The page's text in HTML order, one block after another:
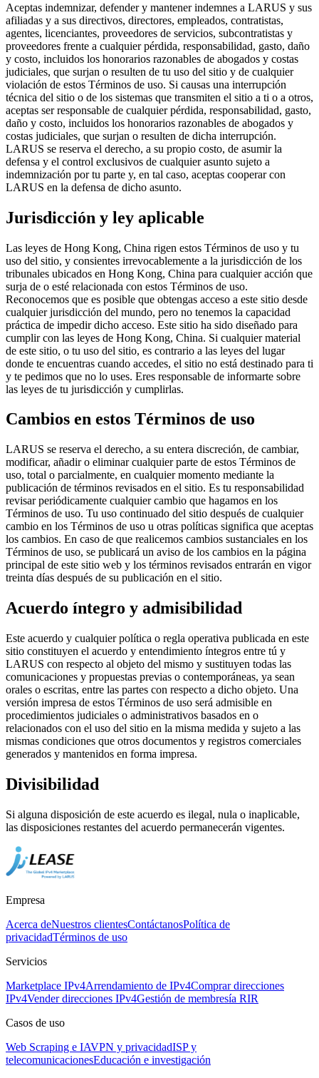
Aceptas indemnizar, defender y mantener indemnes a LARUS y sus
afiliadas y a sus directivos, directores, empleados, contratistas,
agentes, licenciantes, proveedores de servicios, subcontratistas y
proveedores frente a cualquier pérdida, responsabilidad, gasto, daño
y costo, incluidos los honorarios razonables de abogados y costas
judiciales, que surjan o resulten de tu uso del sitio y de cualquier
violación de estos Términos de uso. Si causas una interrupción
técnica del sitio o de los sistemas que transmiten el sitio a ti o a otros,
aceptas ser responsable de cualquier pérdida, responsabilidad, gasto,
daño y costo, incluidos los honorarios razonables de abogados y
costas judiciales, que surjan o resulten de dicha interrupción.
LARUS se reserva el derecho, a su propio costo, de asumir la
defensa y el control exclusivos de cualquier asunto sujeto a
indemnización por tu parte y, en tal caso, aceptas cooperar con
LARUS en la defensa de dicho asunto.
Jurisdicción y ley aplicable
Las leyes de Hong Kong, China rigen estos Términos de uso y tu
uso del sitio, y consientes irrevocablemente a la jurisdicción de los
tribunales ubicados en Hong Kong, China para cualquier acción que
surja de o esté relacionada con estos Términos de uso.
Reconocemos que es posible que obtengas acceso a este sitio desde
cualquier jurisdicción del mundo, pero no tenemos la capacidad
práctica de impedir dicho acceso. Este sitio ha sido diseñado para
cumplir con las leyes de Hong Kong, China. Si cualquier material
de este sitio, o tu uso del sitio, es contrario a las leyes del lugar
donde te encuentras cuando accedes, el sitio no está destinado para ti
y te pedimos que no lo uses. Eres responsable de informarte sobre
las leyes de tu jurisdicción y cumplirlas.
Cambios en estos Términos de uso
LARUS se reserva el derecho, a su entera discreción, de cambiar,
modificar, añadir o eliminar cualquier parte de estos Términos de
uso, total o parcialmente, en cualquier momento mediante la
publicación de términos revisados en el sitio. Es tu responsabilidad
revisar periódicamente cualquier cambio que hagamos en los
Términos de uso. Tu uso continuado del sitio después de cualquier
cambio en los Términos de uso u otras políticas significa que aceptas
los cambios. En caso de que realicemos cambios sustanciales en los
Términos de uso, se publicará un aviso de los cambios en la página
principal de este sitio web y los términos revisados entrarán en vigor
treinta días después de su publicación en el sitio.
Acuerdo íntegro y admisibilidad
Este acuerdo y cualquier política o regla operativa publicada en este
sitio constituyen el acuerdo y entendimiento íntegros entre tú y
LARUS con respecto al objeto del mismo y sustituyen todas las
comunicaciones y propuestas previas o contemporáneas, ya sean
orales o escritas, entre las partes con respecto a dicho objeto. Una
versión impresa de estos Términos de uso será admisible en
procedimientos judiciales o administrativos basados en o
relacionados con el uso del sitio en la misma medida y sujeto a las
mismas condiciones que otros documentos y registros comerciales
generados y mantenidos en forma impresa.
Divisibilidad
Si alguna disposición de este acuerdo es ilegal, nula o inaplicable,
las disposiciones restantes del acuerdo permanecerán vigentes.
Empresa
Acerca deNuestros clientesContáctanosPolítica de
privacidadTérminos de uso
Servicios
Marketplace IPv4Arrendamiento de IPv4Comprar direcciones
IPv4Vender direcciones IPv4Gestión de membresía RIR
Casos de uso
Web Scraping e IAVPN y privacidadISP y
telecomunicacionesEducación e investigación